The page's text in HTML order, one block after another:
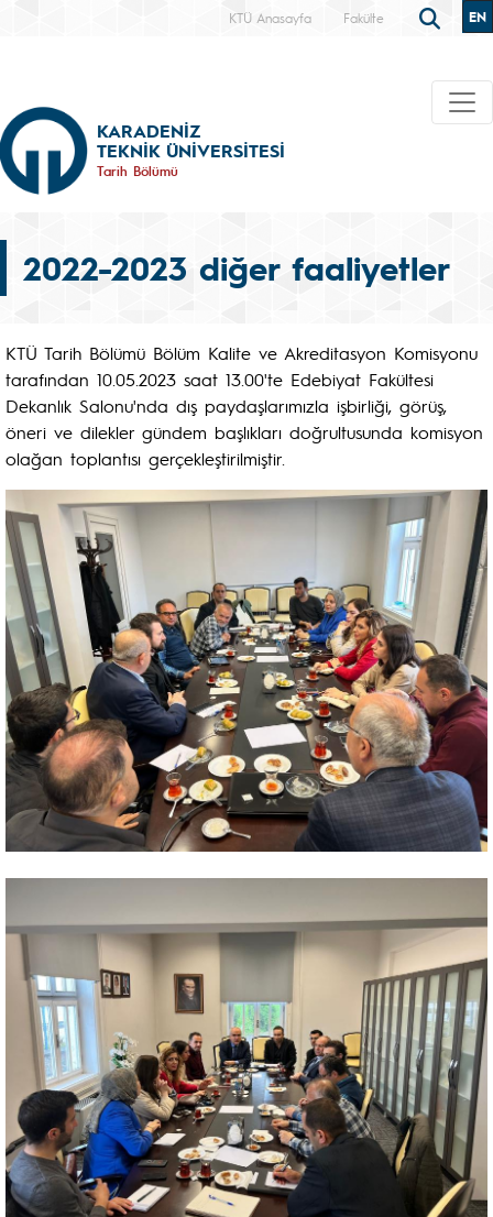
KTÜ Anasayfa Fakülte EN
KARADENİZ
TEKNİK ÜNİVERSİTESİ
Tarih Bölümü
2022-2023 diğer faaliyetler
KTÜ Tarih Bölümü Bölüm Kalite ve Akreditasyon Komisyonu
tarafından 10.05.2023 saat 13.00'te Edebiyat Fakültesi
Dekanlık Salonu'nda dış paydaşlarımızla işbirliği, görüş,
öneri ve dilekler gündem başlıkları doğrultusunda komisyon
olağan toplantısı gerçekleştirilmiştir.